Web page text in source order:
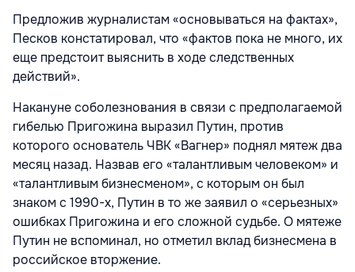
Предложив журналистам «основываться на фактах»,
Песков констатировал, что «фактов пока не много, их
еще предстоит выяснить в ходе следственных
действий».
Накануне соболезнования в связи с предполагаемой
гибелью Пригожина выразил Путин, против
которого основатель ЧВК «Вагнер» поднял мятеж два
месяц назад. Назвав его «талантливым человеком» и
«талантливым бизнесменом», с которым он был
знаком с 1990-х, Путин в то же заявил о «серьезных»
ошибках Пригожина и его сложной судьбе. О мятеже
Путин не вспоминал, но отметил вклад бизнесмена в
российское вторжение.